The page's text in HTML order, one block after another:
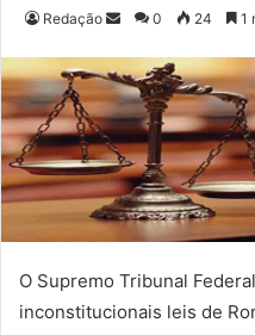
Redação
n
d
e
u
m
e
-
m
a
0 24 1
O Supremo Tribunal
inconstitucionais leis de